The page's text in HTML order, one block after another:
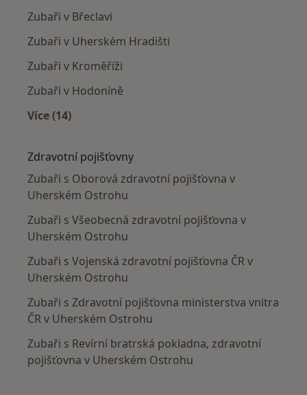
Zubaři v Břeclavi
Zubaři v Uherském Hradišti
Zubaři v Kroměříži
Zubaři v Hodoníně
Více (14)
Zdravotní pojišťovny
Zubaři s Oborová zdravotní pojišťovna v
Uherském Ostrohu
Zubaři s Všeobecná zdravotní pojišťovna v
Uherském Ostrohu
Zubaři s Vojenská zdravotní pojišťovna ČR v
Uherském Ostrohu
Zubaři s Zdravotní pojišťovna ministerstva vnitra
ČR v Uherském Ostrohu
Zubaři s Revírní bratrská pokladna, zdravotní
pojišťovna v Uherském Ostrohu